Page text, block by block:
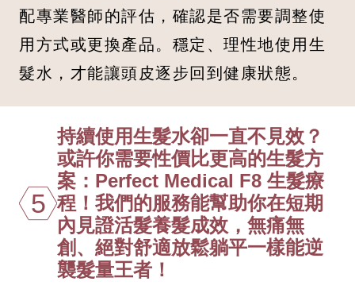
配專業醫師的評估，確認是否需要調整使
用方式或更換產品。穩定、理性地使用生
髮水，才能讓頭皮逐步回到健康狀態。
5
持續使用生髮水卻一直不見效？
或許你需要性價比更高的生髮方
案：Perfect Medical F8 生髮療
程！我們的服務能幫助你在短期
內見證活髮養髮成效，無痛無
創、絕對舒適放鬆躺平一樣能逆
襲髮量王者！